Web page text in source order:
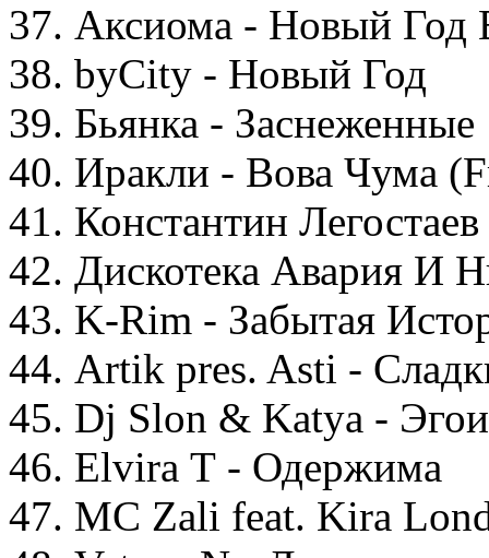
37. Аксиома - Новый
38. byCity - Новый Год
39. Бьянка - Заснеженные
40. Иракли - Вова Чума
41. Константин
42. Дискотека Авария И
43. K-Rim - Забытая
44. Artik pres. Asti -
45. Dj Slon & Katya -
46. Elvira Т - Одержима
47. MC Zali feat. Kira